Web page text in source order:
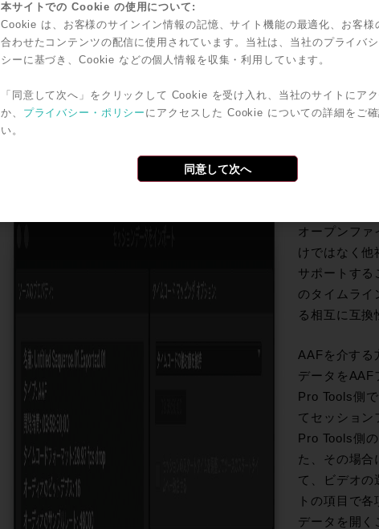
Media ComposerとPro ToolsのAAF互換
これまでの
Framework /
してデータ
オープンフ
けではなく他
サポートする
のタイムライ
る相互に互換
AAFを介する
データをAAF
Pro Tools側
てセッション
Pro Tools側
た、その場合
て、ビデオの
トの項目で
データを開く
本サイトでの Cookie の使用について:
Cookie は、お客様のサインイン情報の記憶、サイト機能の最適化、お客様
合わせたコンテンツの配信に使用されています。当社は、当社のプライバ
シーに基づき、Cookie などの個人情報を収集・利用しています。
「同意して次へ」をクリックして Cookie を受け入れ、当社のサイトにア
か、 プライバシー・ポリシー にアクセスした Cookie についての詳細をご確
い。
同意して次へ